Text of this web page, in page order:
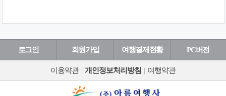
로그인 회원가입 여행결제현황 PC버전
이용약관 | 개인정보처리방침 | 여행약관